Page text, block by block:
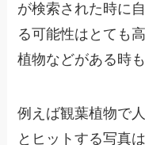
が検索された時に
る可能性はとても
植物などがある時
例えば観葉植物で
とヒットする写真